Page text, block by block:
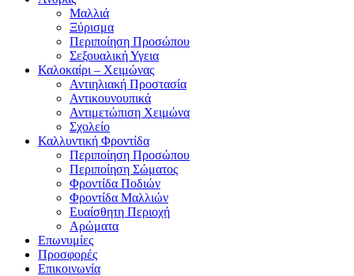
Μαλλιά
Ξύρισμα
Περιποίηση Προσώπου
Σεξουαλική Υγεια
Καλοκαίρι – Χειμώνας
Αντιηλιακή Προστασία
Αντικουνουπικά
Αντιμετώπιση Χειμώνα
Σχολείο
Καλλυντική Φροντίδα
Περιποίηση Προσώπου
Περιποίηση Σώματος
Φροντίδα Ποδιών
Φροντίδα Μαλλιών
Ευαίσθητη Περιοχή
Αρώματα
Επωνυμίες
Προσφορές
Επικοινωνία